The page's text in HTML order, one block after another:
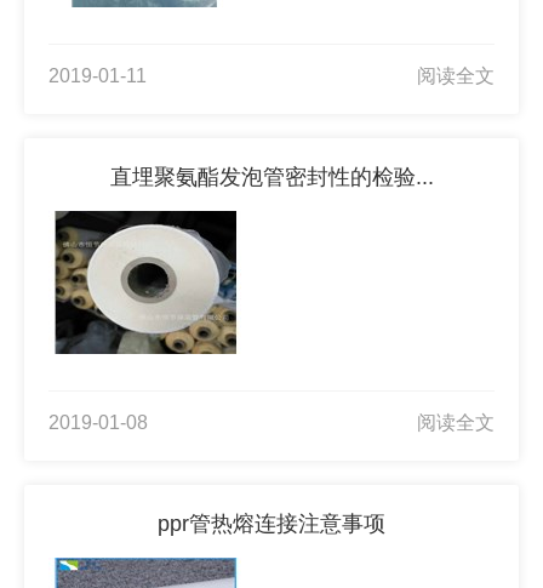
2019-01-11 阅读全文
直埋聚氨酯发泡管密封性的检验...
2019-01-08 阅读全文
ppr管热熔连接注意事项